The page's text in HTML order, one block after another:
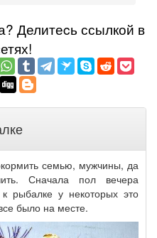
Делитеcь ссылкой в
семью, мужчины, да
Сначала пол вечера
к рыбалке у некоторых это
было на месте.